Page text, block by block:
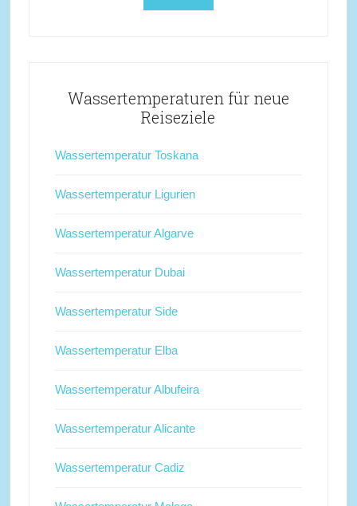
Wassertemperaturen für neue
Reiseziele
Wassertemperatur Toskana
Wassertemperatur Ligurien
Wassertemperatur Algarve
Wassertemperatur Dubai
Wassertemperatur Side
Wassertemperatur Elba
Wassertemperatur Albufeira
Wassertemperatur Alicante
Wassertemperatur Cadiz